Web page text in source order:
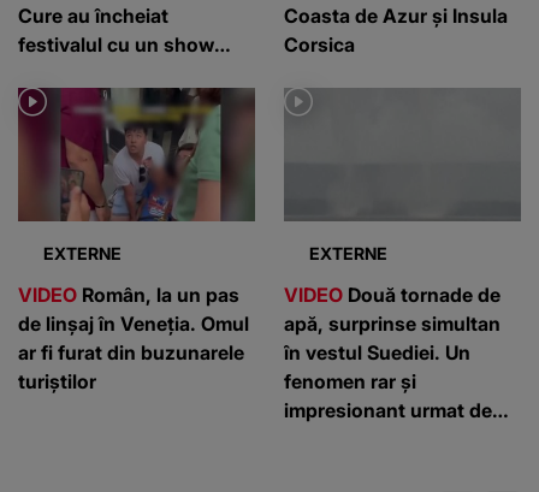
Cure au încheiat
festivalul cu un show
Coasta de Azur și Insula
Corsica
EXTERNE
VIDEO Român, la un pas
de linșaj în Veneția. Omul
ar fi furat din buzunarele
turiștilor
EXTERNE
VIDEO Două tornade de
apă, surprinse simultan
în vestul Suediei. Un
fenomen rar și
impresionant urmat de